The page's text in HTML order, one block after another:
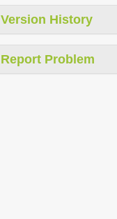
Version History
Report Problem